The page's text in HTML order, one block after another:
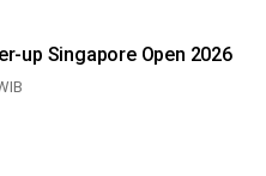
up Singapore Open 2026